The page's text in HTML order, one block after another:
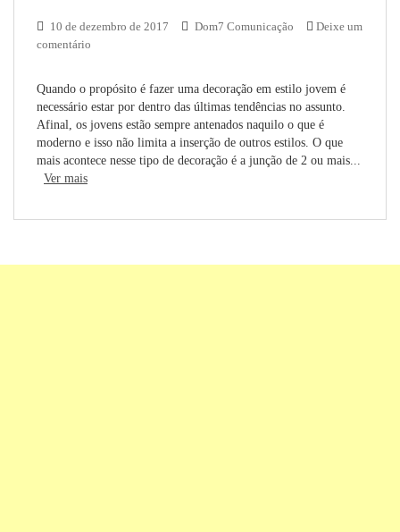
10 de dezembro de 2017 Dom7 Comunicação
Deixe um
comentário
Quando o propósito é fazer uma decoração em estilo jovem é
necessário estar por dentro das últimas tendências no assunto.
Afinal, os jovens estão sempre antenados naquilo o que é
moderno e isso não limita a inserção de outros estilos. O que
mais acontece nesse tipo de decoração é a junção de 2 ou mais...
Ver mais